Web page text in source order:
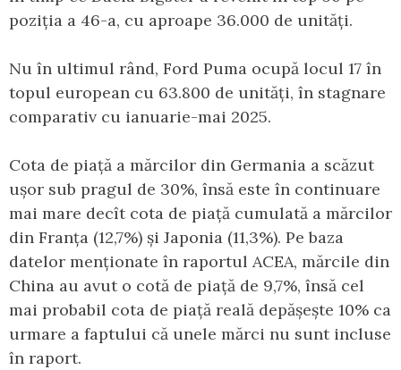
poziția a 46-a, cu aproape 36.000 de unități.
Nu în ultimul rând, Ford Puma ocupă locul 17 în
topul european cu 63.800 de unități, în stagnare
comparativ cu ianuarie-mai 2025.
Cota de piață a mărcilor din Germania a scăzut
ușor sub pragul de 30%, însă este în continuare
mai mare decît cota de piață cumulată a mărcilor
din Franța (12,7%) și Japonia (11,3%). Pe baza
datelor menționate în raportul ACEA, mărcile din
China au avut o cotă de piață de 9,7%, însă cel
mai probabil cota de piață reală depășește 10% ca
urmare a faptului că unele mărci nu sunt incluse
în raport.